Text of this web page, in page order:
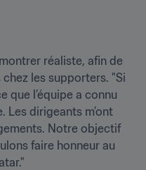
réaliste, afin de
les supporters. "Si
que l’équipe a connu
Les dirigeants m’ont
Notre objectif
faire honneur au